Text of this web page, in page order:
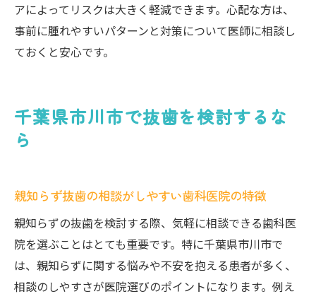
アによってリスクは大きく軽減できます。心配な方は、
事前に腫れやすいパターンと対策について医師に相談し
ておくと安心です。
千葉県市川市で抜歯を検討するな
ら
親知らず抜歯の相談がしやすい歯科医院の特徴
親知らずの抜歯を検討する際、気軽に相談できる歯科医
院を選ぶことはとても重要です。特に千葉県市川市で
は、親知らずに関する悩みや不安を抱える患者が多く、
相談のしやすさが医院選びのポイントになります。例え